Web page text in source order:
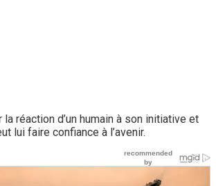
réaction d’un humain à son initiative et
lui faire confiance à l’avenir.